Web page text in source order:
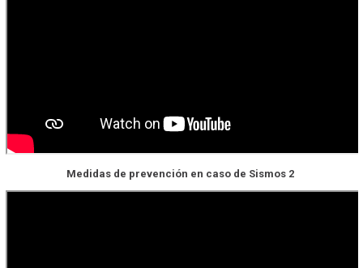
Medidas de prevención en caso de Sismos 2